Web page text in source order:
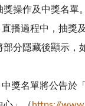
操作及中獎名單。
播過程中，抽獎
部分隱藏後顯示，
獎名單將公告於